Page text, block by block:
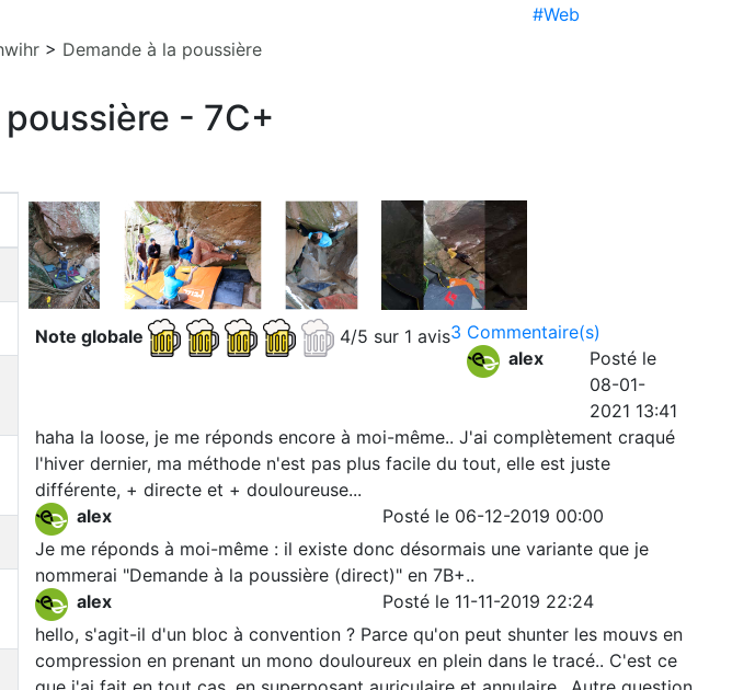
#Web
> Demande à la poussière
- 7C+
3 Commentaire(s)
Note globale
4/5 sur 1 avis
alex
Posté le
08-01-
2021 13:41
haha la loose, je me réponds encore à moi-même.. J'ai complètement craqué
l'hiver dernier, ma méthode n'est pas plus facile du tout, elle est juste
différente, + directe et + douloureuse...
alex
Posté le 06-12-2019 00:00
Je me réponds à moi-même : il existe donc désormais une variante que je
nommerai "Demande à la poussière (direct)" en 7B+..
alex
Posté le 11-11-2019 22:24
hello, s'agit-il d'un bloc à convention ? Parce qu'on peut shunter les mouvs en
compression en prenant un mono douloureux en plein dans le tracé.. C'est ce